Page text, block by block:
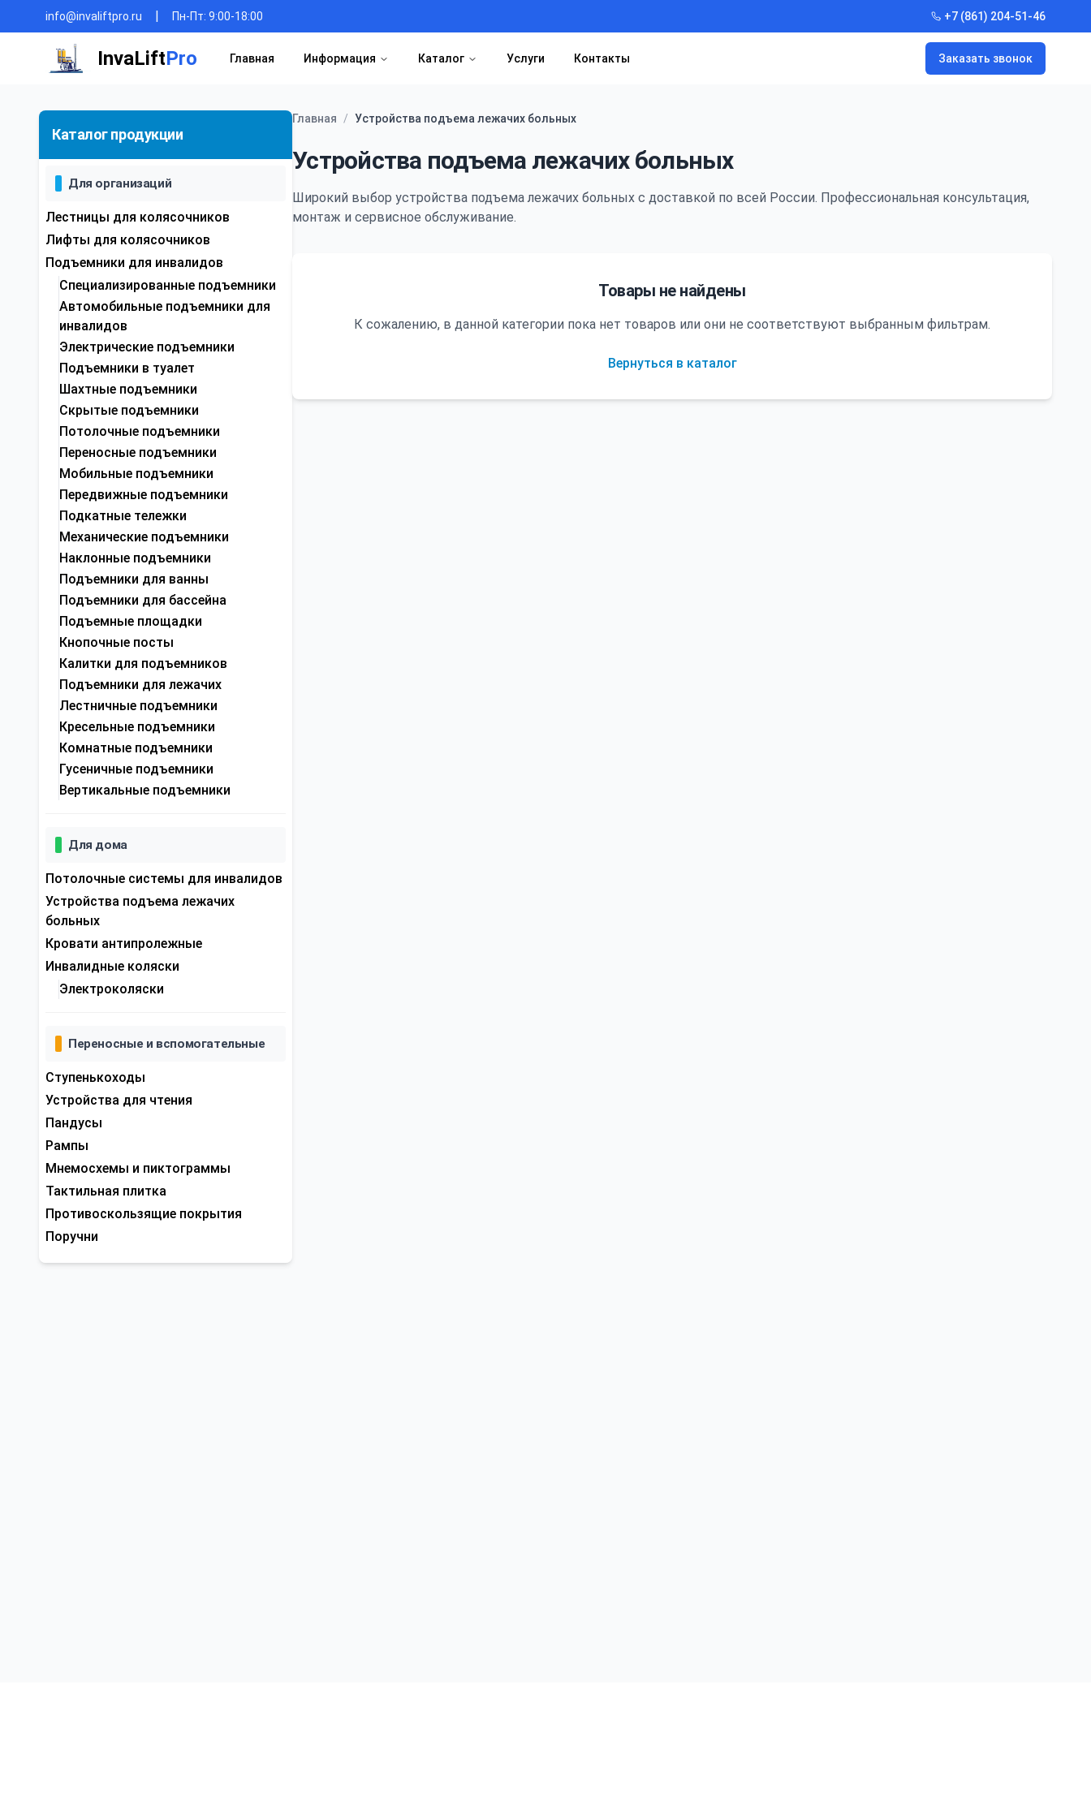
info@invaliftpro.ru | Пн-Пт: 9:00-18:00 +7 (861) 204-51-46
InvaLiftPro Главная Информация Каталог Услуги Контакты Заказать звонок
Каталог продукции
Для организаций
Лестницы для колясочников
Лифты для колясочников
Подъемники для инвалидов
Специализированные подъемники
Автомобильные подъемники для
инвалидов
Электрические подъемники
Подъемники в туалет
Шахтные подъемники
Скрытые подъемники
Потолочные подъемники
Переносные подъемники
Мобильные подъемники
Передвижные подъемники
Подкатные тележки
Механические подъемники
Наклонные подъемники
Подъемники для ванны
Подъемники для бассейна
Подъемные площадки
Кнопочные посты
Калитки для подъемников
Подъемники для лежачих
Лестничные подъемники
Кресельные подъемники
Комнатные подъемники
Гусеничные подъемники
Вертикальные подъемники
Для дома
Потолочные системы для инвалидов
Устройства подъема лежачих
больных
Кровати антипролежные
Инвалидные коляски
Электроколяски
Переносные и вспомогательные
Ступенькоходы
Устройства для чтения
Пандусы
Рампы
Мнемосхемы и пиктограммы
Тактильная плитка
Противоскользящие покрытия
Поручни
Главная / Устройства подъема лежачих больных
Устройства подъема лежачих больных
Широкий выбор устройства подъема лежачих больных с доставкой по всей России. Профессиональная консультация,
монтаж и сервисное обслуживание.
Товары не найдены
К сожалению, в данной категории пока нет товаров или они не соответствуют выбранным фильтрам.
Вернуться в каталог